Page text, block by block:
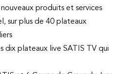
produits et services
sur plus de 40 plateaux
dix plateaux live SATIS TV qui